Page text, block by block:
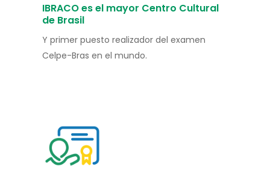
IBRACO es el mayor Centro Cultural
de Brasil
Y primer puesto realizador del examen
Celpe-Bras en el mundo.